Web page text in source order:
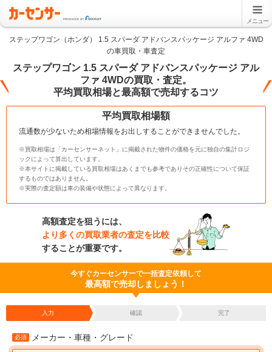
メニュー
ステップワゴン（ホンダ） 1.5 スパーダ アドバンスパッケージ アルファ 4WD
の車買取・車査定
ステップワゴン 1.5 スパーダ アドバンスパッケージ アル
ファ 4WDの買取・査定。
平均買取相場と最高額で売却するコツ
平均買取相場額
流通数が少ないため相場情報をお出しすることができませんでした。
※買取相場は「カーセンサーネット」に掲載された物件の価格を元に独自の集計ロジ
ックによって算出しています。
※本サイトに掲載している買取相場はあくまでも参考でありその正確性について保証
するものではありません。
※実際の査定額は車の装備や状態によって異なります。
高額査定を狙うには、
より多くの買取業者の査定を比較
することが重要です。
今すぐカーセンサーで一括査定依頼して
最高額で売却しましょう！
入力 確認 完了
必須 メーカー・車種・グレード